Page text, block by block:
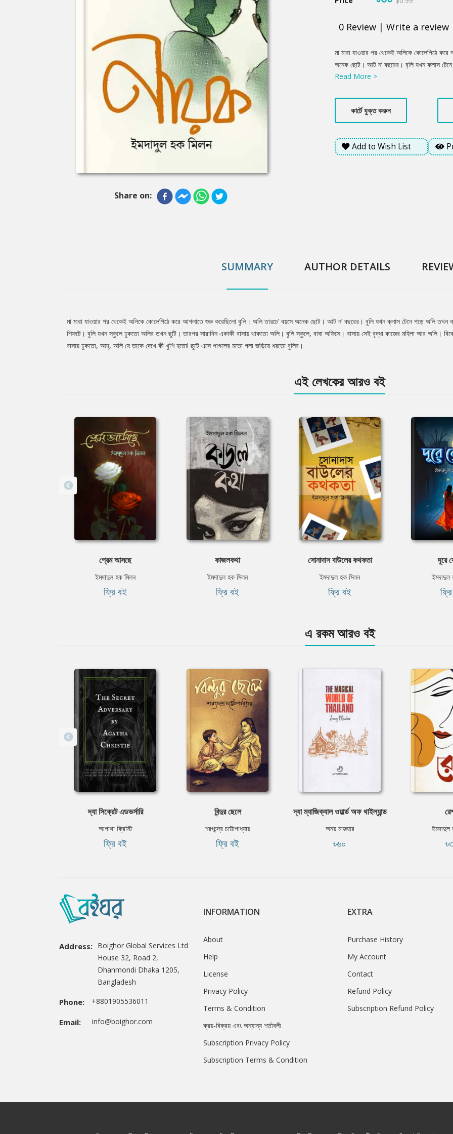
Share on:
0 Review | Write a review
Product
Summery
মা মারা যাওয়ার পর থেকেই অলিকে কোলেপিঠে
অনেক ছোট। আট ন’ বছরের। বুলি যখন ক্লাস
ওরা। অলি মর্নিং শিফটে, বুলি ডে শিফটে। বুলি
বিকেলে বাবা অফিস থেকে ফেরার আগেই স্কুল
তাকে দেখে কী খুশি হতো! ছুটে এসে পাগলের মতো
Read More >
কার্টে যুক্ত করুন
Add to Wish List
SUMMARY AUTHOR DETAILS
Tab
মা মারা যাওয়ার পর থেকেই অলিকে কোলেপিঠে করে আগলাতে শুরু করেছিলো বুলি। অলি তারচে’ বয়সে অনেক ছোট। আট ন’ বছরের। বুলি যখন ক্লাস টেনে পড়ে অলি
শিফটে। বুলি যখন স্কুলে ঢুকতো অলির তখন ছুটি। তারপর সারাদিন একাকী বাসায় থাকতো অলি। বুলি স্কুলে, বাবা অফিসে। বাসায় সেই বৃদ্ধা কাজের মহিলা আর অলি।
বাসায় ঢুকতো, আহ্, অলি যে তাকে দেখে কী খুশি হতো! ছুটে এসে পাগলের মতো গলা জড়িয়ে ধরতো বুলির।
এই লেখকের আরও বই
প্রেম আসছে
ইমদাদুল হক মিলন
ফ্রি বই
কাজলকথা
ইমদাদুল হক মিলন
ফ্রি বই
সোনাদাস বাউলের কথকতা
ইমদাদুল হক মিলন
ফ্রি বই
দূরে
ইমদাদুল
এ রকম আরও বই
দ্যা সিক্রেট এডভর্সারি
আগাথা ক্রিস্টি
ফ্রি বই
বিন্দুর ছেলে
শরৎচন্দ্র চট্টোপাধ্যায়
ফ্রি বই
দ্যা ম্যাজিক্যাল ওয়ার্ল্ড অফ থাইল্যান্ড
অনয় মাজহার
৳৬০
ইমদাদুল
Address: Boighor Global Services Ltd
House 32, Road 2,
Dhanmondi Dhaka 1205,
Bangladesh
Phone: +8801905536011
Email: info@boighor.com
INFORMATION
About
Help
License
Privacy Policy
Terms & Condition
ক্রয়-বিক্রয় এবং অন্যান্য শর্তাবলী
Subscription Privacy Policy
Subscription Terms & Condition
EXTRA
Purchase History
My Account
Contact
Refund Policy
Subscription Refund Policy